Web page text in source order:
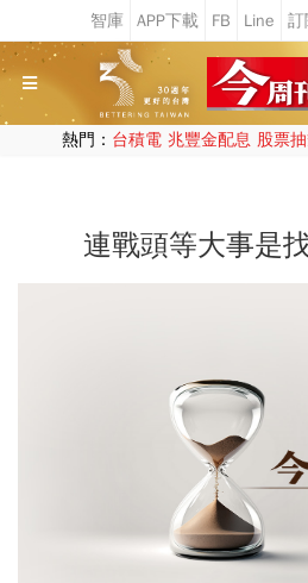
熱門： 台積電 兆豐金配息 股票
連戰頭等大事是